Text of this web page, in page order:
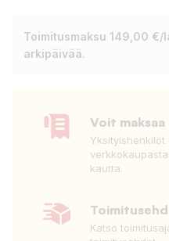
Toimitusmaksu 149,00
arkipäivää.
Voit maksaa
kautta.
Katso